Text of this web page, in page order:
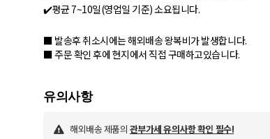
✔️평균 7~10일(영업일 기준) 소요됩니다.
■ 발송후 취소시에는 해외배송 왕복비가 발생합니다.
■ 주문 확인 후에 현지에서 직접 구매하고있습니다.
유의사항
해외배송 제품의 관부가세 유의사항 확인 필수!